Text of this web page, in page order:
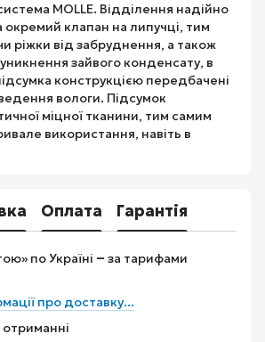
MOLLE. Відділення надійно
окремий клапан на липучці, тим
ріжки від забруднення, а також
зайвого конденсату, в
конструкцією передбачені
вологи. Підсумок
міцної тканини, тим самим
використання, навіть в
Оплата Гарантія
по Україні – за тарифами
про доставку...